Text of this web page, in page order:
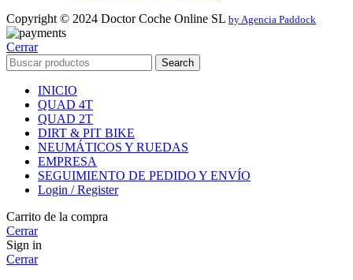
Copyright © 2024 Doctor Coche Online SL by Agencia Paddock
Cerrar
Search
INICIO
QUAD 4T
QUAD 2T
DIRT & PIT BIKE
NEUMÁTICOS Y RUEDAS
EMPRESA
SEGUIMIENTO DE PEDIDO Y ENVÍO
Login / Register
Carrito de la compra
Cerrar
Sign in
Cerrar